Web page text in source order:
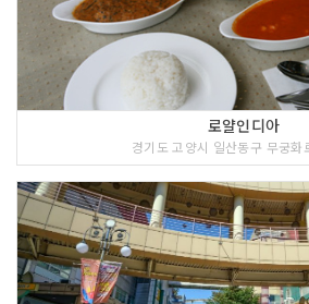
로얄인디아
경기도 고양시 일산동구 무궁